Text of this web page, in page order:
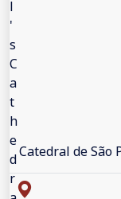
Catedral de São